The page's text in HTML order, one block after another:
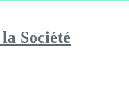
Société